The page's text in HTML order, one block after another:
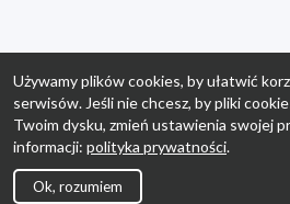
Używamy plików cookies, by ułatwić
serwisów. Jeśli nie chcesz, by pliki
Twoim dysku, zmień ustawienia swojej
informacji: polityka prywatności.
Ok, rozumiem